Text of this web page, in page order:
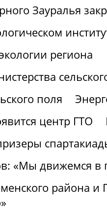
Зауралья
региона
поля
центр ГТО
«Мы движемся в
района и